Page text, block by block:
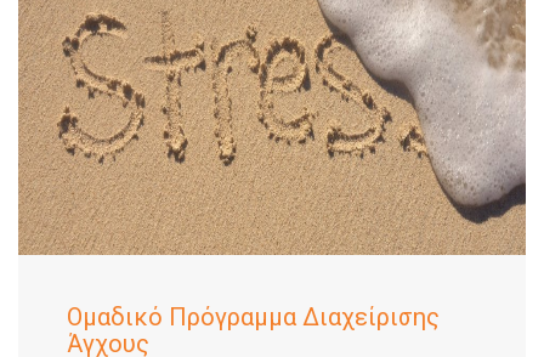
Ομαδικό Πρόγραμμα Διαχείρισης
Άγχους